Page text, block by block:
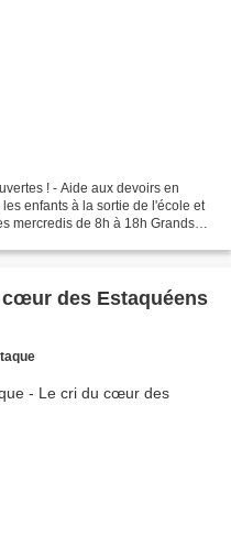
! - Aide aux devoirs en
enfants à la sortie de l'école et
mercredis de 8h à 18h Grands
des Estaquéens